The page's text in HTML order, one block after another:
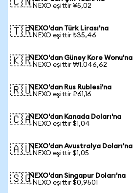
🇨🇳1 NEXO eşittir ¥5,02
🇹🇷NEXO'dan Türk Lirası'na
1 NEXO eşittir ₺35,46
🇰🇷NEXO'dan Güney Kore Wonu'na
1 NEXO eşittir ₩1.046,62
🇷🇺NEXO'dan Rus Rublesi'na
1 NEXO eşittir ₽61,16
🇨🇦NEXO'dan Kanada Doları'na
1 NEXO eşittir $1,04
🇦🇺NEXO'dan Avustralya Doları'na
1 NEXO eşittir $1,05
🇸🇬NEXO'dan Singapur Doları'na
1 NEXO eşittir $0,9501